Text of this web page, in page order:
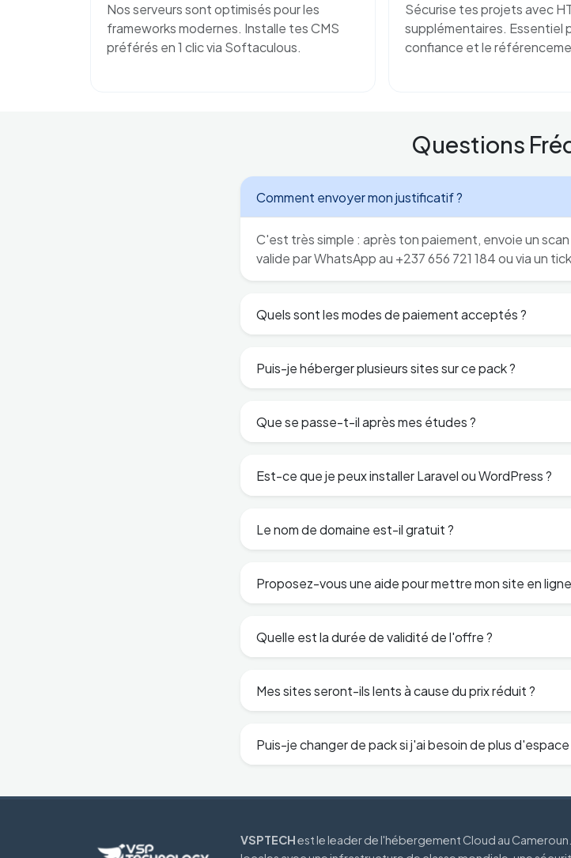
Nos serveurs sont optimisés pour les
frameworks modernes. Installe tes CMS
préférés en 1 clic via Softaculous.
Sécurise tes projets avec
supplémentaires. Essentiel
confiance et le
Questions
Comment envoyer mon justificatif ?
C'est très simple : après ton paiement, envoie un
valide par WhatsApp au +237 656 721 184 ou via un
Quels sont les modes de paiement acceptés ?
Puis-je héberger plusieurs sites sur ce pack ?
Que se passe-t-il après mes études ?
Est-ce que je peux installer Laravel ou WordPress ?
Le nom de domaine est-il gratuit ?
Proposez-vous une aide pour mettre mon site en
Quelle est la durée de validité de l'offre ?
Mes sites seront-ils lents à cause du prix réduit ?
Puis-je changer de pack si j'ai besoin de plus d'espace
VSPTECHest le leader de l'hébergement Cloud au